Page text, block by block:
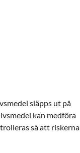
släpps ut på
kan medföra
så att riskerna